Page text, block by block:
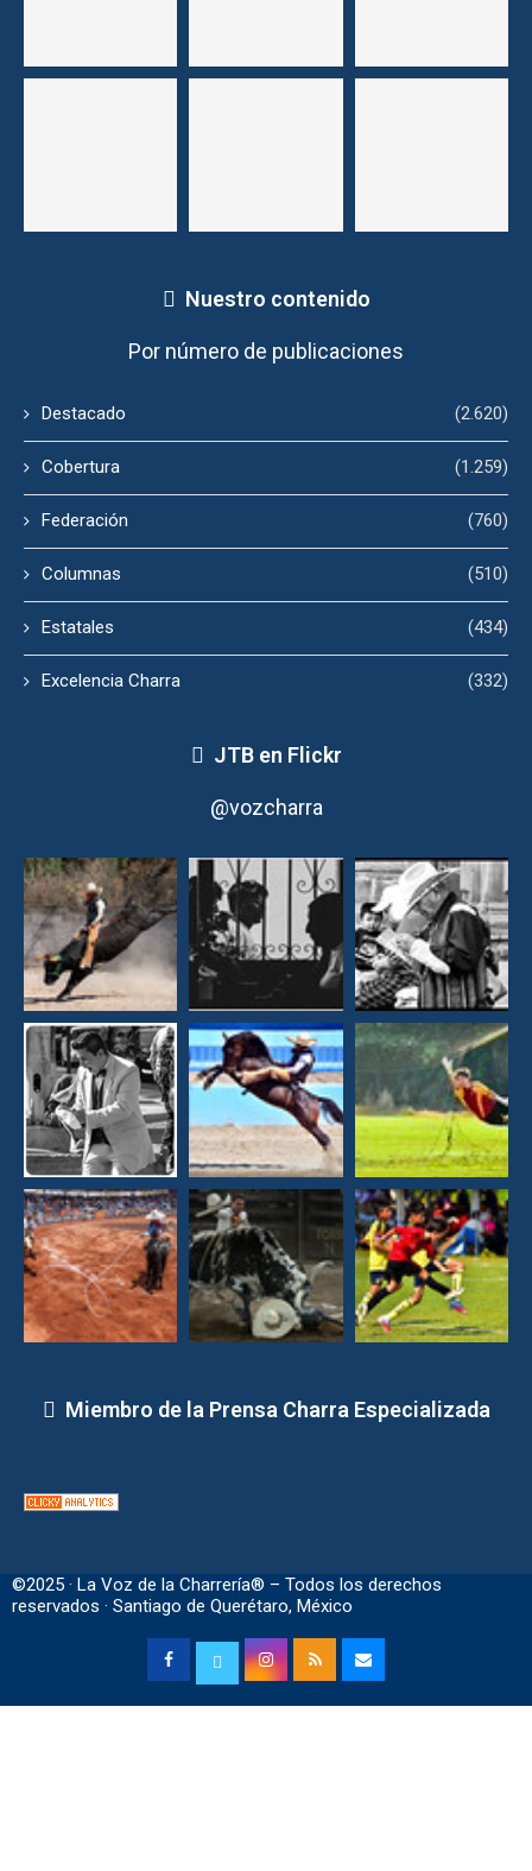
Nuestro contenido
Por número de publicaciones
Destacado (2.620)
Cobertura (1.259)
Federación (760)
Columnas (510)
Estatales (434)
Excelencia Charra (332)
JTB en Flickr
@vozcharra
Miembro de la Prensa Charra Especializada
©2025 · La Voz de la Charrería® – Todos los derechos
reservados · Santiago de Querétaro, México